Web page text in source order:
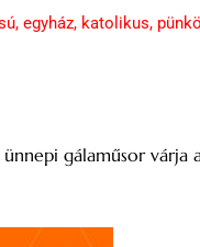
, egyház, katolikus,